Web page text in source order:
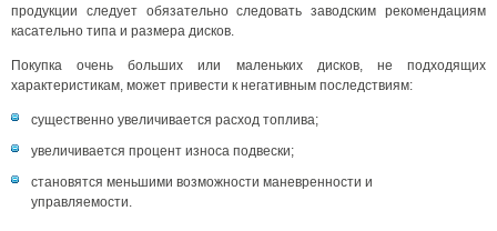
продукции следует обязательно следовать заводским рекомендациям
касательно типа и размера дисков.
Покупка очень больших или маленьких дисков, не подходящих
характеристикам, может привести к негативным последствиям:
существенно увеличивается расход топлива;
увеличивается процент износа подвески;
становятся меньшими возможности маневренности и
управляемости.